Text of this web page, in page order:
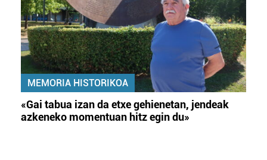
MEMORIA HISTORIKOA
«Gai tabua izan da etxe gehienetan, jendeak
azkeneko momentuan hitz egin du»